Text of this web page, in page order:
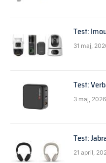
Test:
31 maj,
Test:
3 maj, 2026
Test:
21 april,